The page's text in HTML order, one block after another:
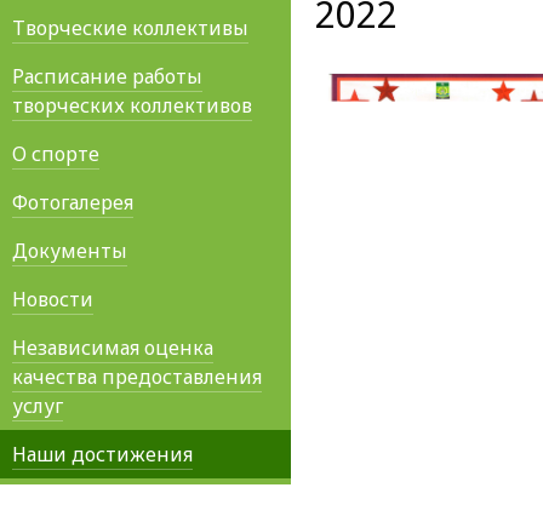
2022
Творческие коллективы
Расписание работы
творческих коллективов
О спорте
Фотогалерея
Документы
Новости
Независимая оценка
качества предоставления
услуг
Наши достижения